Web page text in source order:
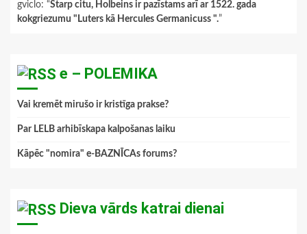
gviclo: “Starp citu, Holbeins ir pazīstams arī ar 1522. gada
kokgriezumu "Luters kā Hercules Germanicuss ".”
e – POLEMIKA
Vai kremēt mirušo ir kristīga prakse?
Par LELB arhibīskapa kalpošanas laiku
Kāpēc "nomira" e-BAZNĪCAs forums?
Dieva vārds katrai dienai